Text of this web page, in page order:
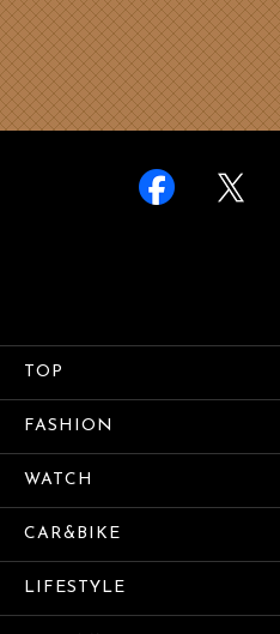
TOP
FASHION
WATCH
CAR&BIKE
LIFESTYLE